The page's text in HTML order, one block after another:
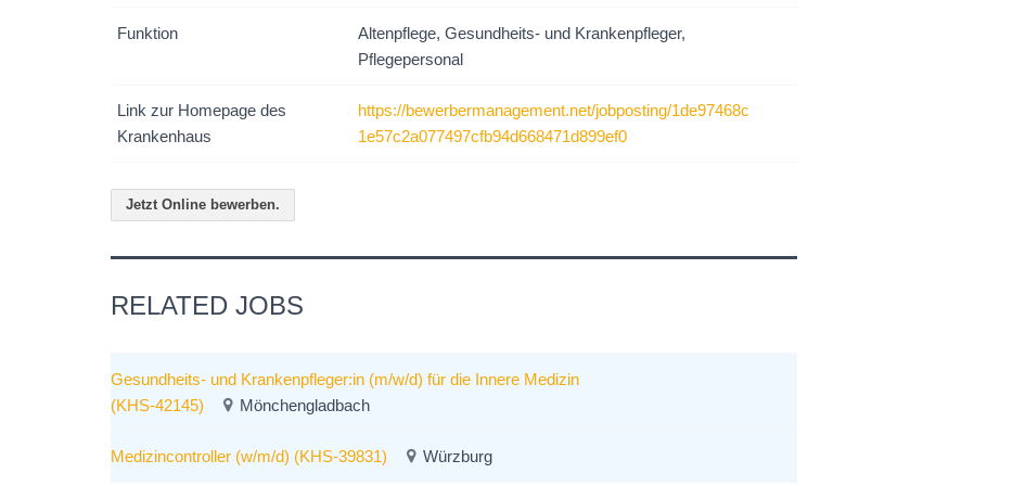
Funktion
Altenpflege, Gesundheits- und Krankenpfleger,
Pflegepersonal
Link zur Homepage des
Krankenhaus
https://bewerbermanagement.net/jobposting/1de97468c
1e57c2a077497cfb94d668471d899ef0
Jetzt Online bewerben.
RELATED JOBS
Gesundheits- und Krankenpfleger:in (m/w/d) für die Innere Medizin
(KHS-42145)
Mönchengladbach
Medizincontroller (w/m/d) (KHS-39831) Würzburg